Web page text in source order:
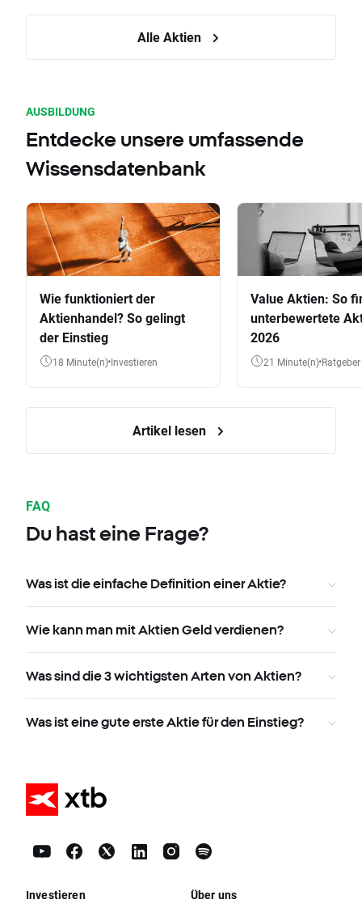
Alle Aktien
AUSBILDUNG
Entdecke unsere umfassende
Wissensdatenbank
Wie funktioniert der
Aktienhandel? So gelingt
der Einstieg
18 Minute(n) Investieren
Value Aktien: So
unterbewertete
2026
21 Minute(n) Ratgeber
Artikel lesen
FAQ
Du hast eine Frage?
Was ist die einfache Definition einer Aktie?
Wie kann man mit Aktien Geld verdienen?
Was sind die 3 wichtigsten Arten von Aktien?
Was ist eine gute erste Aktie für den Einstieg?
Investieren Über uns